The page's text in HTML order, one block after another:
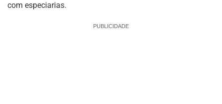
com especiarias.
PUBLICIDADE